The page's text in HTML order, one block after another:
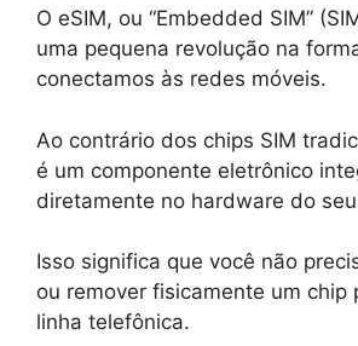
O eSIM, ou “Embedded SIM”
uma pequena revolução na
conectamos às redes móveis.
Ao contrário dos chips SIM
é um componente eletrônico
diretamente no hardware do
Isso significa que você não
ou remover fisicamente um chip
linha telefônica.